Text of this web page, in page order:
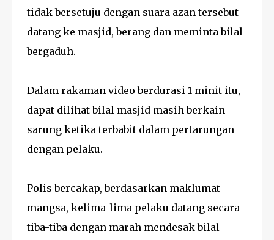
tidak bersetuju dengan suara azan tersebut
datang ke masjid, berang dan meminta bilal
bergaduh.
Dalam rakaman video berdurasi 1 minit itu,
dapat dilihat bilal masjid masih berkain
sarung ketika terbabit dalam pertarungan
dengan pelaku.
Polis bercakap, berdasarkan maklumat
mangsa, kelima-lima pelaku datang secara
tiba-tiba dengan marah mendesak bilal